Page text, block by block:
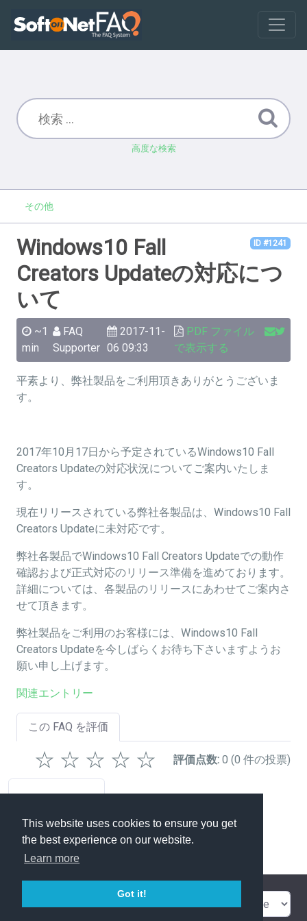
This website uses cookies to ensure you get
the best experience on our website.
Learn more
Got it!
高度な検索
その他
ID #1241
Windows10 Fall
Creators Updateの対応につ
いて
~1
min
FAQ
Supporter
2017-11-
06 09:33
PDF ファイル
で表示する
平素より、弊社製品をご利用頂きありがとうございま
す。
2017年10月17日から予定されているWindows10 Fall
Creators Updateの対応状況についてご案内いたしま
す。
現在リリースされている弊社各製品は、Windows10 Fall
Creators Updateに未対応です。
弊社各製品でWindows10 Fall Creators Updateでの動作
確認および正式対応のリリース準備を進めております。
詳細については、各製品のリリースにあわせてご案内さ
せて頂きます。
弊社製品をご利用のお客様には、Windows10 Fall
Creators Updateを今しばらくお待ち下さいますようお
願い申し上げます。
関連エントリー
この FAQ を評価
☆
☆
☆
☆
☆ 評価点数: 0 (0 件の投票)
Z!Stream
問い合わせ